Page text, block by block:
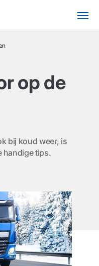
op de
bij koud weer, is
handige tips.